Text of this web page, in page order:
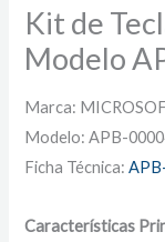
Kit de
Modelo
Marca:
Modelo: APB-
Ficha Técnica:
Características